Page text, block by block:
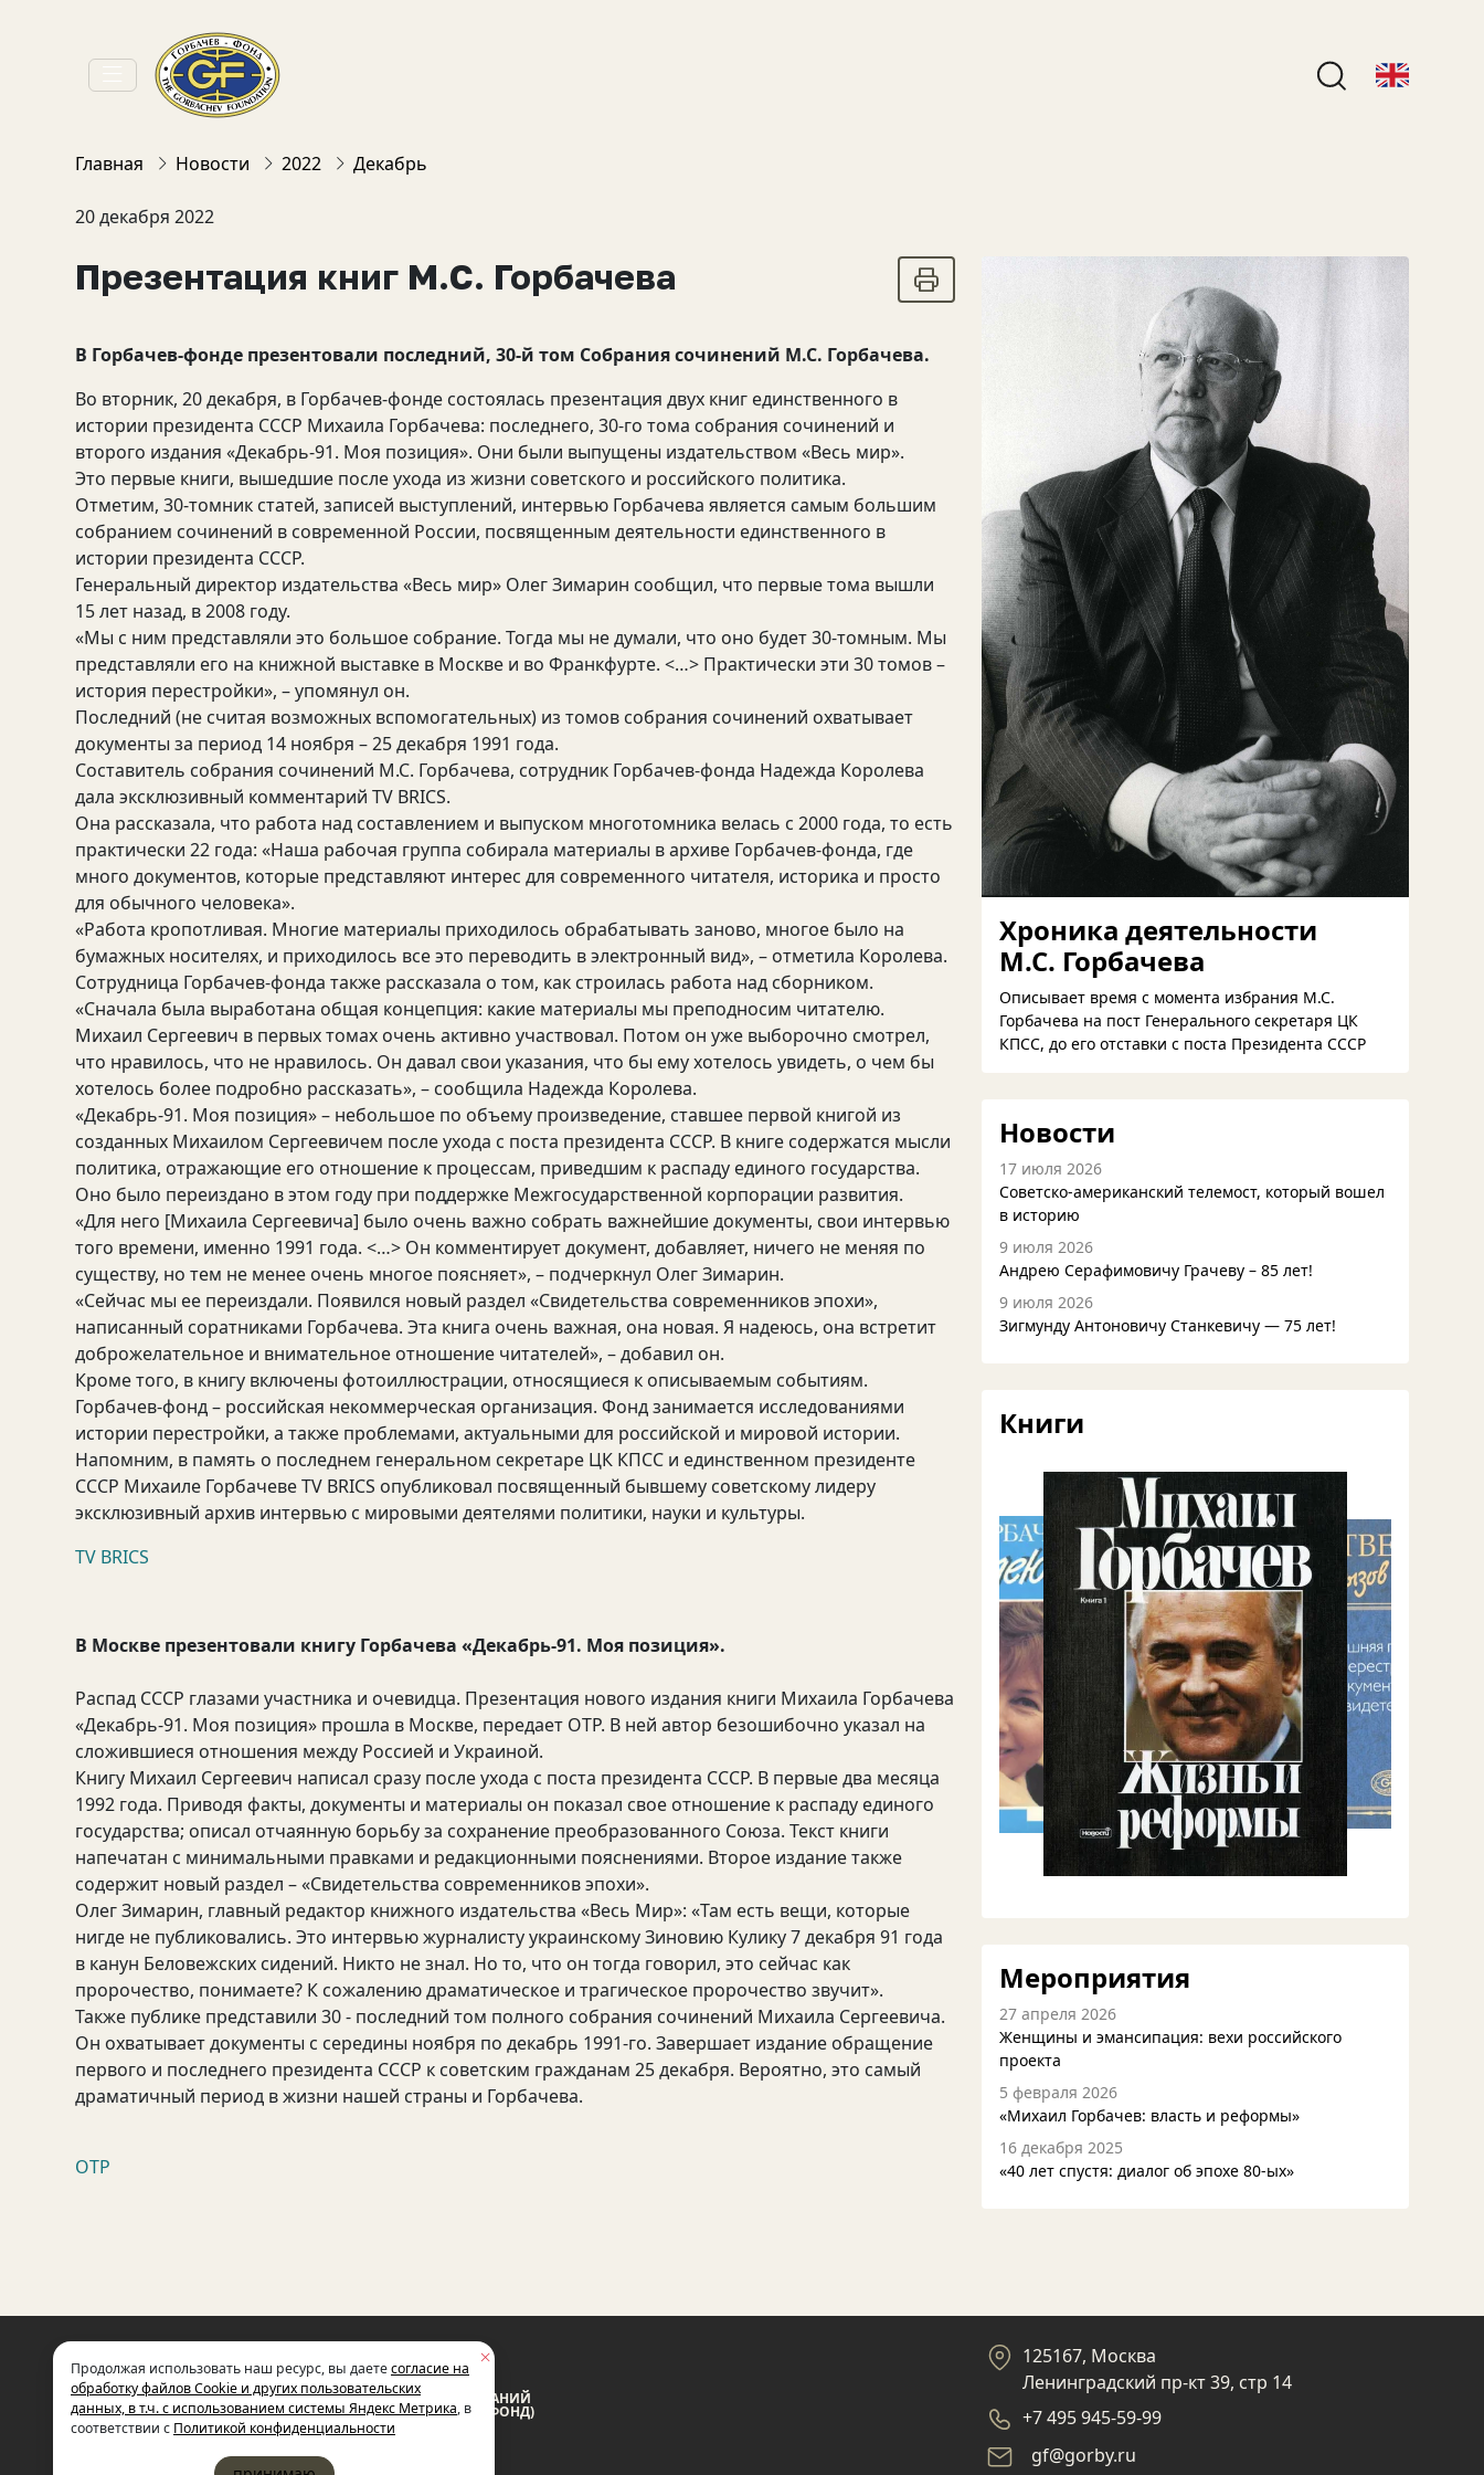
Главная Новости 2022 Декабрь
20 декабря 2022
Презентация книг М.С. Горбачева
В Горбачев-фонде презентовали последний, 30-й том Собрания сочинений М.С. Горбачева.
Во вторник, 20 декабря, в Горбачев-фонде состоялась презентация двух книг единственного в
истории президента СССР Михаила Горбачева: последнего, 30-го тома собрания сочинений и
второго издания «Декабрь-91. Моя позиция». Они были выпущены издательством «Весь мир».
Это первые книги, вышедшие после ухода из жизни советского и российского политика.
Отметим, 30-томник статей, записей выступлений, интервью Горбачева является самым большим
собранием сочинений в современной России, посвященным деятельности единственного в
истории президента СССР.
Генеральный директор издательства «Весь мир» Олег Зимарин сообщил, что первые тома вышли
15 лет назад, в 2008 году.
«Мы с ним представляли это большое собрание. Тогда мы не думали, что оно будет 30-томным. Мы
представляли его на книжной выставке в Москве и во Франкфурте. <…> Практически эти 30 томов –
история перестройки», – упомянул он.
Последний (не считая возможных вспомогательных) из томов собрания сочинений охватывает
документы за период 14 ноября – 25 декабря 1991 года.
Составитель собрания сочинений М.С. Горбачева, сотрудник Горбачев-фонда Надежда Королева
дала эксклюзивный комментарий TV BRICS.
Она рассказала, что работа над составлением и выпуском многотомника велась с 2000 года, то есть
практически 22 года: «Наша рабочая группа собирала материалы в архиве Горбачев-фонда, где
много документов, которые представляют интерес для современного читателя, историка и просто
для обычного человека».
«Работа кропотливая. Многие материалы приходилось обрабатывать заново, многое было на
бумажных носителях, и приходилось все это переводить в электронный вид», – отметила Королева.
Сотрудница Горбачев-фонда также рассказала о том, как строилась работа над сборником.
«Сначала была выработана общая концепция: какие материалы мы преподносим читателю.
Михаил Сергеевич в первых томах очень активно участвовал. Потом он уже выборочно смотрел,
что нравилось, что не нравилось. Он давал свои указания, что бы ему хотелось увидеть, о чем бы
хотелось более подробно рассказать», – сообщила Надежда Королева.
«Декабрь-91. Моя позиция» – небольшое по объему произведение, ставшее первой книгой из
созданных Михаилом Сергеевичем после ухода с поста президента СССР. В книге содержатся мысли
политика, отражающие его отношение к процессам, приведшим к распаду единого государства.
Оно было переиздано в этом году при поддержке Межгосударственной корпорации развития.
«Для него [Михаила Сергеевича] было очень важно собрать важнейшие документы, свои интервью
того времени, именно 1991 года. <…> Он комментирует документ, добавляет, ничего не меняя по
существу, но тем не менее очень многое поясняет», – подчеркнул Олег Зимарин.
«Сейчас мы ее переиздали. Появился новый раздел «Свидетельства современников эпохи»,
написанный соратниками Горбачева. Эта книга очень важная, она новая. Я надеюсь, она встретит
доброжелательное и внимательное отношение читателей», – добавил он.
Кроме того, в книгу включены фотоиллюстрации, относящиеся к описываемым событиям.
Горбачев-фонд – российская некоммерческая организация. Фонд занимается исследованиями
истории перестройки, а также проблемами, актуальными для российской и мировой истории.
Напомним, в память о последнем генеральном секретаре ЦК КПСС и единственном президенте
СССР Михаиле Горбачеве TV BRICS опубликовал посвященный бывшему советскому лидеру
эксклюзивный архив интервью с мировыми деятелями политики, науки и культуры.
TV BRICS
В Москве презентовали книгу Горбачева «Декабрь-91. Моя позиция».
Распад СССР глазами участника и очевидца. Презентация нового издания книги Михаила Горбачева
«Декабрь-91. Моя позиция» прошла в Москве, передает ОТР. В ней автор безошибочно указал на
сложившиеся отношения между Россией и Украиной.
Книгу Михаил Сергеевич написал сразу после ухода с поста президента СССР. В первые два месяца
1992 года. Приводя факты, документы и материалы он показал свое отношение к распаду единого
государства; описал отчаянную борьбу за сохранение преобразованного Союза. Текст книги
напечатан с минимальными правками и редакционными пояснениями. Второе издание также
содержит новый раздел – «Свидетельства современников эпохи».
Олег Зимарин, главный редактор книжного издательства «Весь Мир»: «Там есть вещи, которые
нигде не публиковались. Это интервью журналисту украинскому Зиновию Кулику 7 декабря 91 года
в канун Беловежских сидений. Никто не знал. Но то, что он тогда говорил, это сейчас как
пророчество, понимаете? К сожалению драматическое и трагическое пророчество звучит».
Также публике представили 30 - последний том полного собрания сочинений Михаила Сергеевича.
Он охватывает документы с середины ноября по декабрь 1991-го. Завершает издание обращение
первого и последнего президента СССР к советским гражданам 25 декабря. Вероятно, это самый
драматичный период в жизни нашей страны и Горбачева.
ОТР
Хроника деятельности
М.С. Горбачева
Описывает время с момента избрания М.С.
Горбачева на пост Генерального секретаря ЦК
КПСС, до его отставки с поста Президента СССР
Новости
17 июля 2026
Советско-американский телемост, который вошел
в историю
9 июля 2026
Андрею Серафимовичу Грачеву – 85 лет!
9 июля 2026
Зигмунду Антоновичу Станкевичу — 75 лет!
Книги
Мероприятия
27 апреля 2026
Женщины и эмансипация: вехи российского
проекта
5 февраля 2026
«Михаил Горбачев: власть и реформы»
16 декабря 2025
«40 лет спустя: диалог об эпохе 80-ых»
МЕЖДУНАРОДНЫЙ ФОНД
СОЦИАЛЬНО-ЭКОНОМИЧЕСКИХ
И ПОЛИТОЛОГИЧЕСКИХ ИССЛЕДОВАНИЙ
ИМЕНИ М.С. ГОРБАЧЕВА (ГОРБАЧЕВ-ФОНД)
125167, Москва
Ленинградский пр-кт 39, стр 14
+7 495 945-59-99
gf@gorby.ru
Продолжая использовать наш ресурс, вы даетесогласие на
обработку файлов Cookie и других пользовательских
данных, в т.ч. с использованием системы Яндекс Метрика, в
соответствии с Политикой конфиденциальности